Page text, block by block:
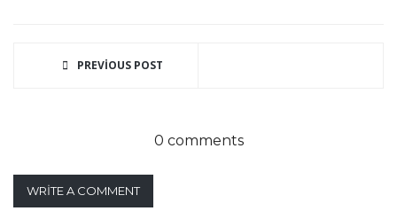
PREVIOUS POST
0 comments
WRITE A COMMENT